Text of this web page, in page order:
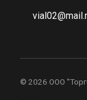
© 2026 ООО